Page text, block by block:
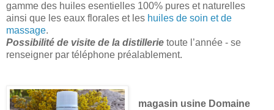
gamme des huiles esentielles 100% pures et naturelles
ainsi que les eaux florales et les huiles de soin et de
massage.
Possibilité de visite de la distillerie toute l’année - se
renseigner par téléphone préalablement.
magasin usine Domaine